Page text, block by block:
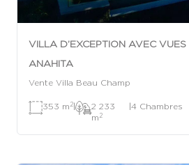
VILLA D’EXCEPTION AVEC
ANAHITA
Vente Villa Beau Champ
353 m 2|
2 233
m 2
|4 Chambres